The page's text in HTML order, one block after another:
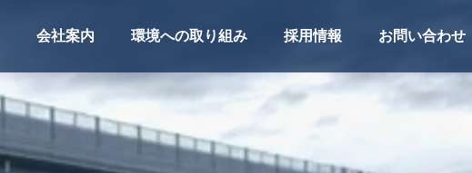
会社案内 環境への取り組み 採用情報 お問い合わせ